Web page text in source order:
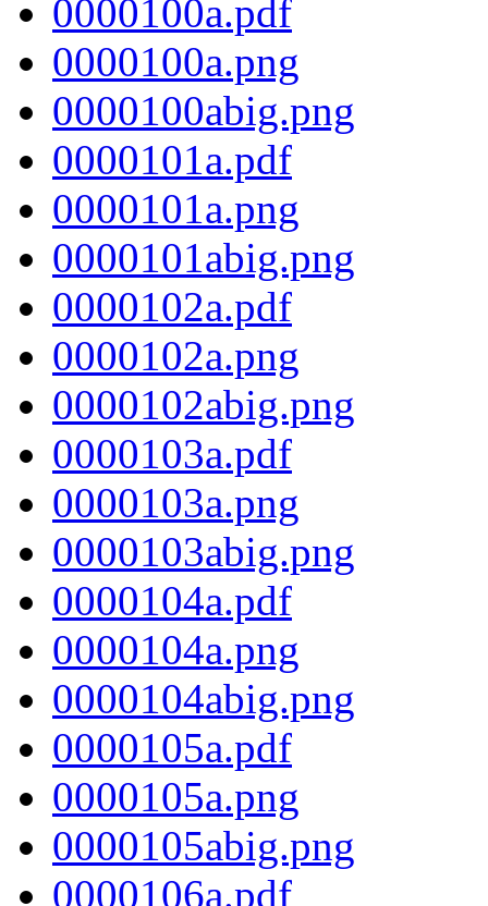
0000100a.pdf
0000100a.png
0000100abig.png
0000101a.pdf
0000101a.png
0000101abig.png
0000102a.pdf
0000102a.png
0000102abig.png
0000103a.pdf
0000103a.png
0000103abig.png
0000104a.pdf
0000104a.png
0000104abig.png
0000105a.pdf
0000105a.png
0000105abig.png
0000106a.pdf